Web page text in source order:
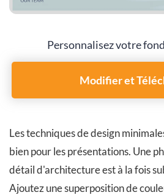
Personnalisez votre
Modifier et
Les techniques de design
bien pour les présentations. Une
détail d'architecture est à la fois
Ajoutez une superposition de